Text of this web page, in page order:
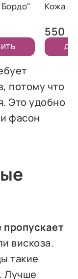
Кожа
550
потому что
Это удобно
фасон
пропускает
вискоза.
такие
Лучше